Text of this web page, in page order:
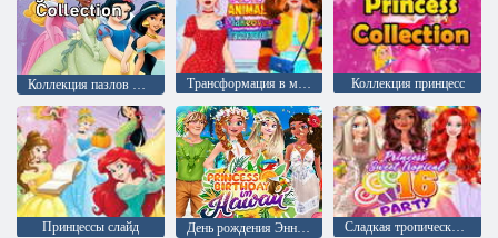
Коллекция пазлов Принцессы Трансформация в милое животное Коллекция принцесс
Принцессы слайд День рождения Энни на Гаваях Сладкая тропическая шестнадцатилетняя вечеринка Mia